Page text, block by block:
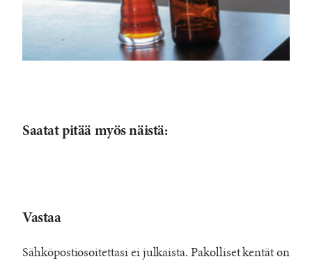
Saatat pitää myös näistä:
Vastaa
Sähköpostiosoitettasi ei julkaista. Pakolliset kentät on